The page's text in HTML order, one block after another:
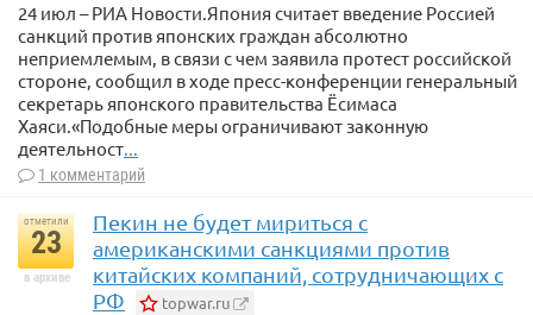
24 июл – РИА Новости.Япония считает введение Россией
санкций против японских граждан абсолютно
неприемлемым, в связи с чем заявила протест российской
стороне, сообщил в ходе пресс-конференции генеральный
секретарь японского правительства Ёсимаса
Хаяси.«Подобные меры ограничивают законную
деятельност...
1 комментарий
отметили
23
в архиве
Пекин не будет мириться с
американскими санкциями против
китайских компаний, сотрудничающих с
РФ
topwar.ru